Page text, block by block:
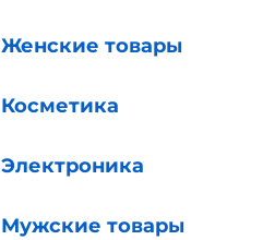
Женские товары
Косметика
Электроника
Мужские товары